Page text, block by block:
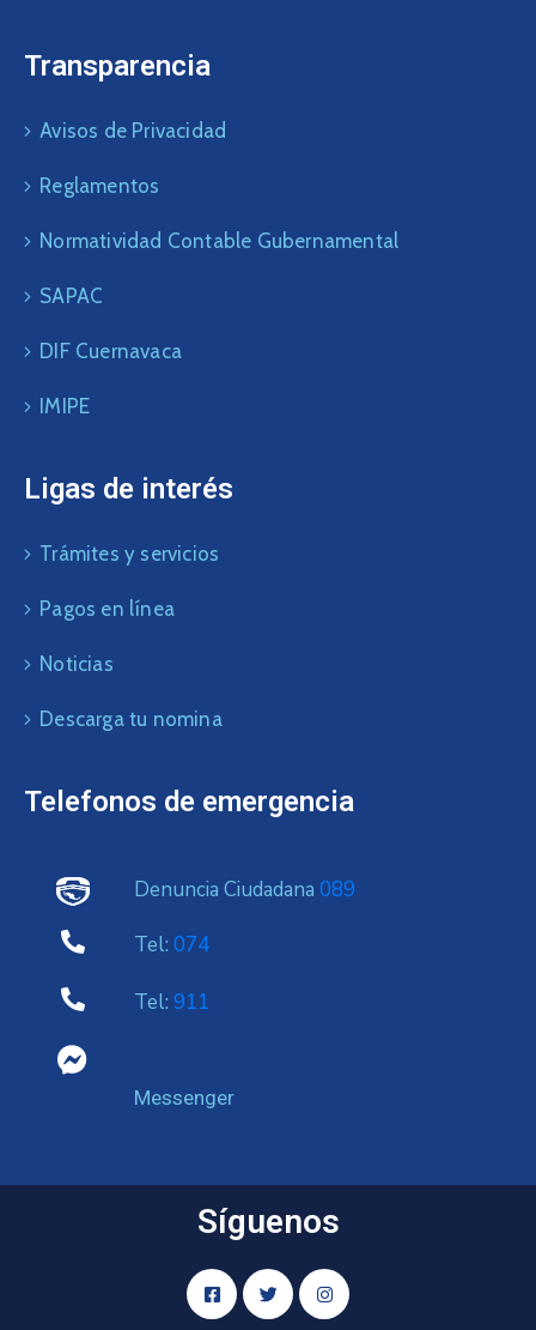
Transparencia
Avisos de Privacidad
Reglamentos
Normatividad Contable Gubernamental
SAPAC
DIF Cuernavaca
IMIPE
Ligas de interés
Trámites y servicios
Pagos en línea
Noticias
Descarga tu nomina
Telefonos de emergencia
Denuncia Ciudadana 089
Tel: 074
Tel: 911
Messenger
Síguenos